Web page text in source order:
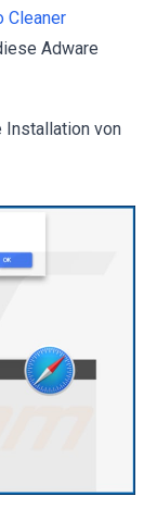
Cleaner
Adware
Installation von